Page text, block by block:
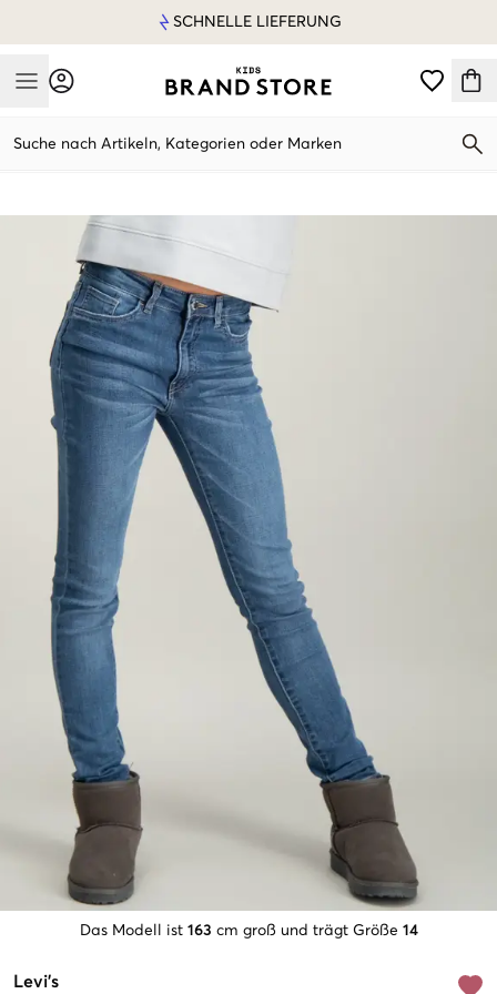
SCHNELLE LIEFERUNG
Mobile Menu
Suche nach Artikeln, Kategorien oder Marken
Das Modell ist 163 cm groß und trägt Größe 14
Levi's